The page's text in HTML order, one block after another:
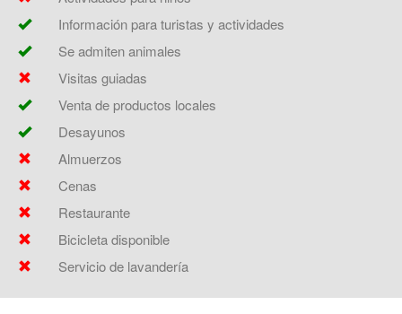
Información para turistas y actividades
Se admiten animales
Visitas guiadas
Venta de productos locales
Desayunos
Almuerzos
Cenas
Restaurante
Bicicleta disponible
Servicio de lavandería